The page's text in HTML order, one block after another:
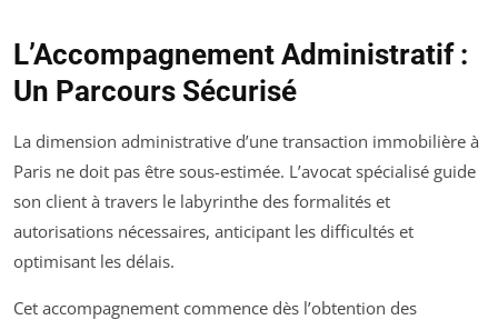
L’Accompagnement Administratif :
Un Parcours Sécurisé
La dimension administrative d’une transaction immobilière à
Paris ne doit pas être sous-estimée. L’avocat spécialisé guide
son client à travers le labyrinthe des formalités et
autorisations nécessaires, anticipant les difficultés et
optimisant les délais.
Cet accompagnement commence dès l’obtention des